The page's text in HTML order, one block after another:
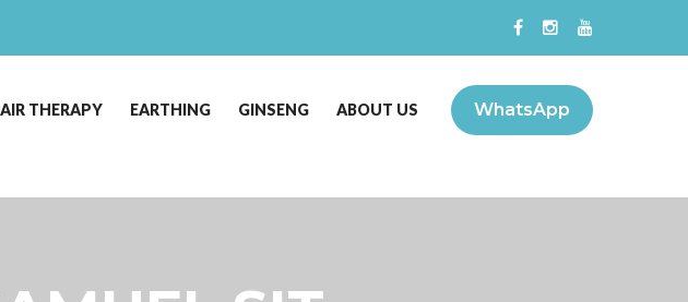
WhatsApp
THERAPY EARTHING GINSENG ABOUT US